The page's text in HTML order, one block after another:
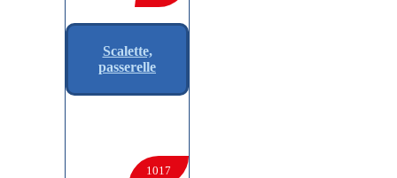
Scalette,
passerelle
1017